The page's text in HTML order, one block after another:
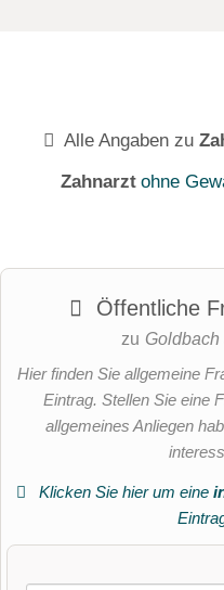
Alle Angaben zu
Zahnarzt ohne
Öffentliche
zu Goldbach
Hier finden Sie allgemeine
Eintrag. Stellen Sie eine
allgemeines Anliegen
Klicken Sie hier um eine